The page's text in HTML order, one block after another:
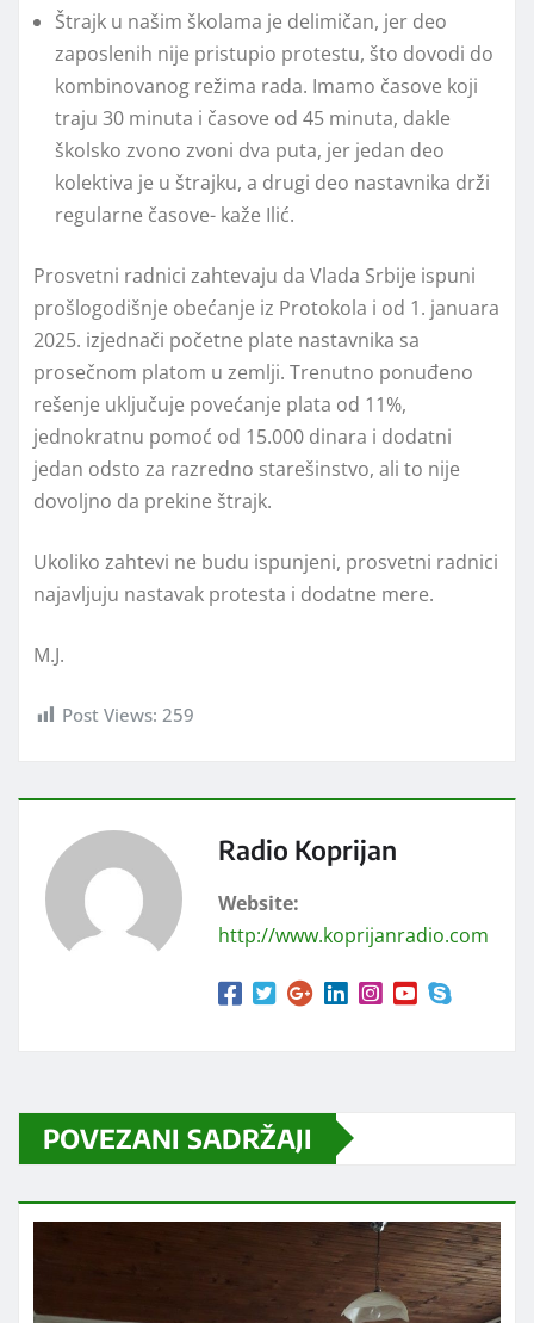
Štrajk u našim školama je delimičan, jer deo
zaposlenih nije pristupio protestu, što dovodi do
kombinovanog režima rada. Imamo časove koji
traju 30 minuta i časove od 45 minuta, dakle
školsko zvono zvoni dva puta, jer jedan deo
kolektiva je u štrajku, a drugi deo nastavnika drži
regularne časove- kaže Ilić.
Prosvetni radnici zahtevaju da Vlada Srbije ispuni
prošlogodišnje obećanje iz Protokola i od 1. januara
2025. izjednači početne plate nastavnika sa
prosečnom platom u zemlji. Trenutno ponuđeno
rešenje uključuje povećanje plata od 11%,
jednokratnu pomoć od 15.000 dinara i dodatni
jedan odsto za razredno starešinstvo, ali to nije
dovoljno da prekine štrajk.
Ukoliko zahtevi ne budu ispunjeni, prosvetni radnici
najavljuju nastavak protesta i dodatne mere.
M.J.
Post Views: 259
Radio Koprijan
Website:
http://www.koprijanradio.com
POVEZANI SADRŽAJI